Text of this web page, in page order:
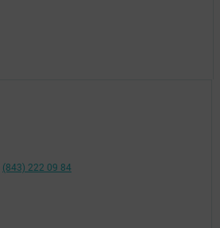
(843) 222 09 84